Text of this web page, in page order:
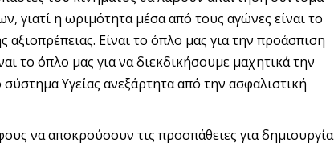
γιατί η ωριμότητα μέσα από τους αγώνες είναι το
αξιοπρέπειας. Είναι το όπλο μας για την προάσπιση
το όπλο μας για να διεκδικήσουμε μαχητικά την
Υγείας ανεξάρτητα από την ασφαλιστική
να αποκρούσουν τις προσπάθειες για δημιουργία